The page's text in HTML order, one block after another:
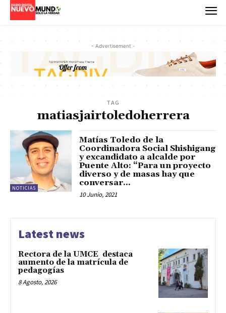
- Advertisement -
TAG
matiasjairtoledoherrera
NOTICIAS
Matías Toledo de la
Coordinadora Social Shishigang
y excandidato a alcalde por
Puente Alto: “Para un proyecto
diverso y de masas hay que
conversar...
10 Junio, 2021
Latest news
Rectora de la UMCE destaca
aumento de la matrícula de
pedagogías
8 Agosto, 2026